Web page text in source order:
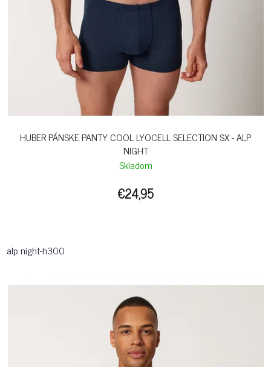
HUBER PÁNSKE PANTY COOL LYOCELL SELECTION SX - ALP
NIGHT
Skladom
€24,95
alp night-h300